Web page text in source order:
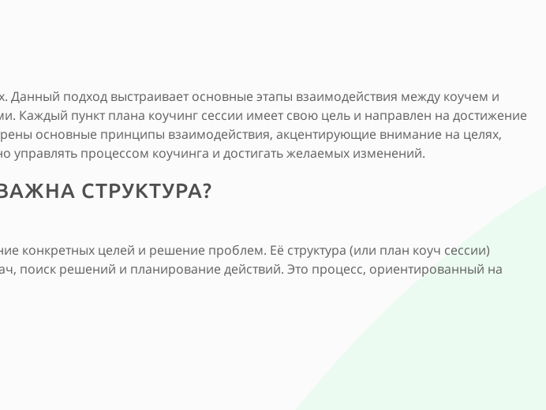
Данный подход выстраивает основные этапы взаимодействия между коучем и
Каждый пункт плана коучинг сессии имеет свою цель и направлен на достижение
основные принципы взаимодействия, акцентирующие внимание на целях,
управлять процессом коучинга и достигать желаемых изменений.
СТРУКТУРА?
конкретных целей и решение проблем. Её структура (или план коуч сессии)
поиск решений и планирование действий. Это процесс, ориентированный на